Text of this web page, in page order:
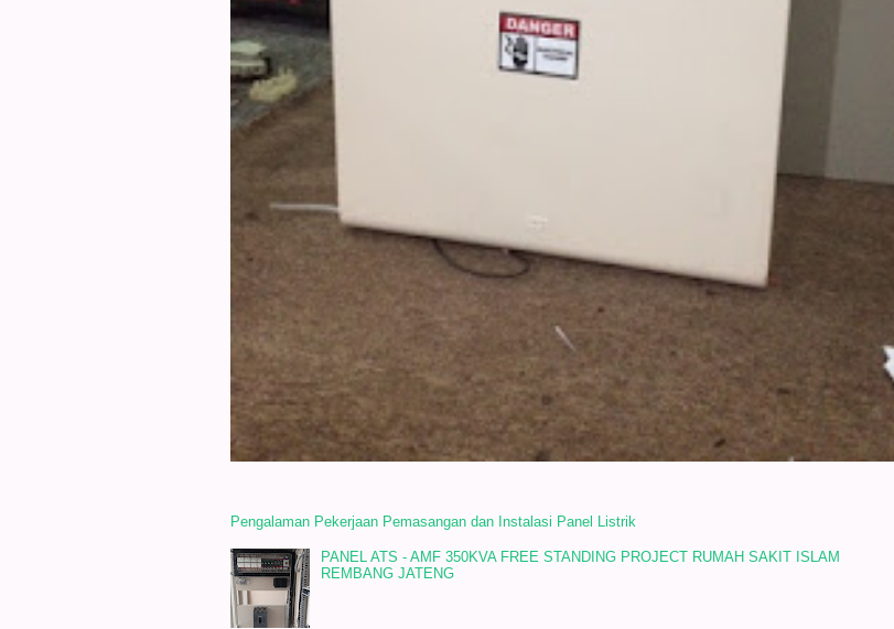
Pengalaman Pekerjaan Pemasangan dan Instalasi Panel Listrik
PANEL ATS - AMF 350KVA FREE STANDING PROJECT RUMAH SAKIT ISLAM
REMBANG JATENG